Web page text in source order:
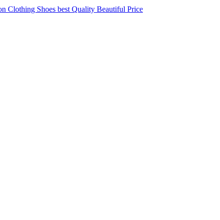
Clothing Shoes best Quality Beautiful Price